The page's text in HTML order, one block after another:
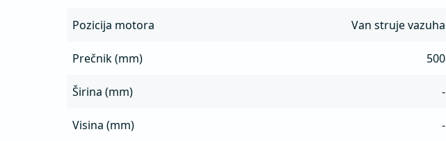
Pozicija motora Van struje vazuha
Prečnik (mm) 500
Širina (mm) -
Visina (mm) -